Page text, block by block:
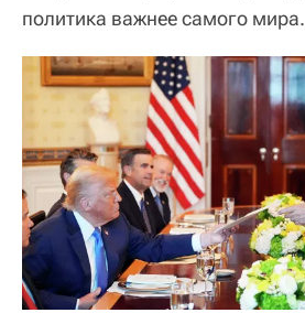
политика важнее самого мира.